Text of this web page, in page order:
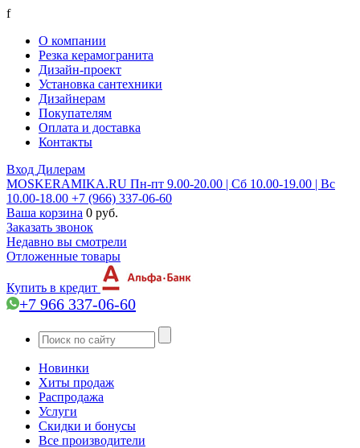
f
О компании
Резка керамогранита
Дизайн-проект
Установка сантехники
Дизайнерам
Покупателям
Оплата и доставка
Контакты
Вход Дилерам
MOSKERAMIKA.RU Пн-пт 9.00-20.00 | Сб 10.00-19.00 | Вс
10.00-18.00 +7 (966) 337-06-60
Ваша корзина 0 руб.
Заказать звонок
Недавно вы смотрели
Отложенные товары
Купить в кредит
+7 966 337-06-60
Новинки
Хиты продаж
Распродажа
Услуги
Скидки и бонусы
Все производители